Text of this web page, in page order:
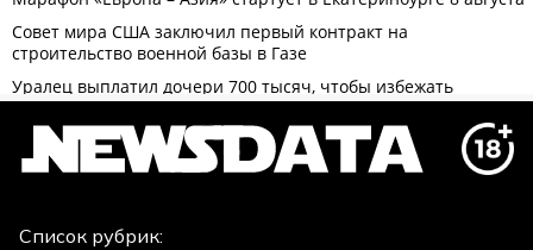
Список рубрик: